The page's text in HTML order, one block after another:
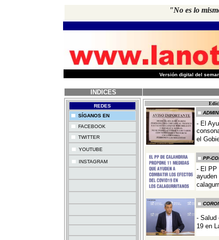
"No es lo
Versión digital del
INDICES